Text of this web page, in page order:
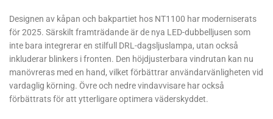
Designen av kåpan och bakpartiet hos NT1100 har moderniserats
för 2025. Särskilt framträdande är de nya LED-dubbelljusen som
inte bara integrerar en stilfull DRL-dagsljuslampa, utan också
inkluderar blinkers i fronten. Den höjdjusterbara vindrutan kan nu
manövreras med en hand, vilket förbättrar användarvänligheten vid
vardaglig körning. Övre och nedre vindavvisare har också
förbättrats för att ytterligare optimera väderskyddet.